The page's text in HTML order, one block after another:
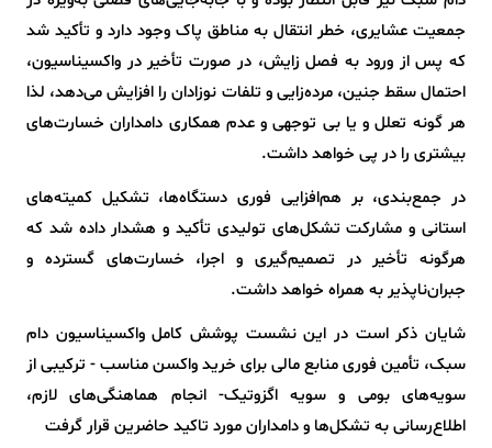
جمعیت عشایری، خطر انتقال به مناطق پاک وجود دارد و تأکید شد
که پس از ورود به فصل زایش، در صورت تأخیر در واکسیناسیون،
احتمال سقط جنین، مرده‌زایی و تلفات نوزادان را افزایش می‌دهد، لذا
هر گونه تعلل و یا بی توجهی و عدم همکاری دامداران خسارت‌های
بیشتری را در پی خواهد داشت.
در جمع‌بندی، بر هم‌افزایی فوری دستگاه‌ها، تشکیل کمیته‌های
استانی و مشارکت تشکل‌های تولیدی تأکید و هشدار داده شد که
هرگونه تأخیر در تصمیم‌گیری و اجرا، خسارت‌های گسترده و
جبران‌ناپذیر به همراه خواهد داشت.
شایان ذکر است در این نشست پوشش کامل واکسیناسیون دام
سبک، تأمین فوری منابع مالی برای خرید واکسن مناسب - ترکیبی از
سویه‌های بومی و سویه اگزوتیک- انجام هماهنگی‌های لازم،
اطلاع‌رسانی به تشکل‌ها و دامداران مورد تاکید حاضرین قرار گرفت